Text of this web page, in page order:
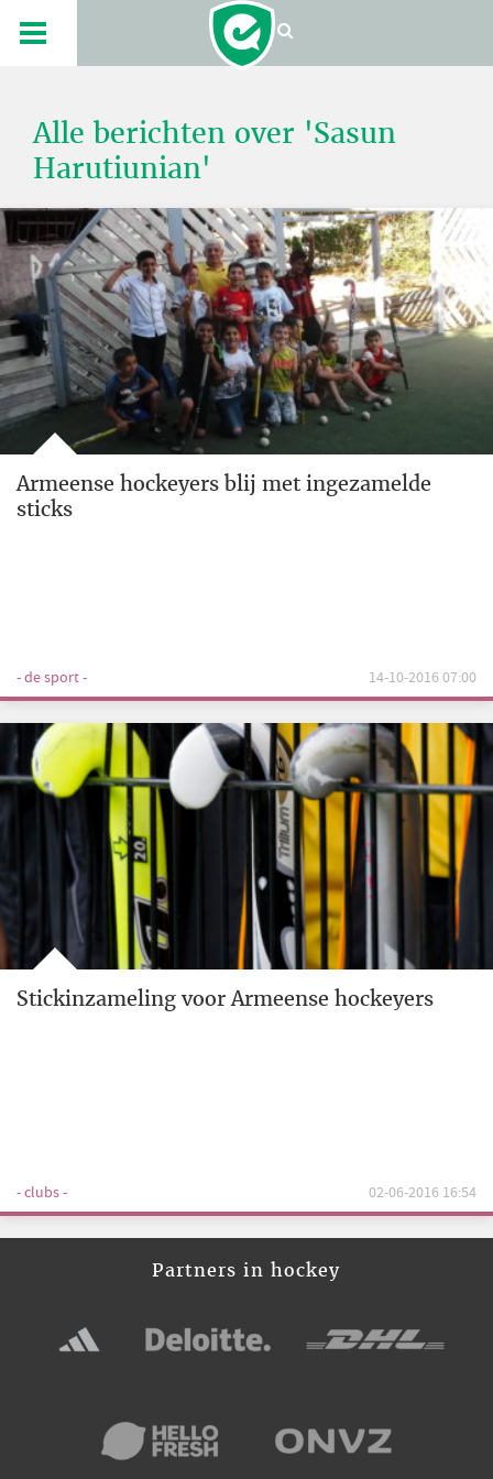
Alle berichten over 'Sasun
Harutiunian'
Armeense hockeyers blij met ingezamelde
sticks
- de sport - 14-10-2016 07:00
Stickinzameling voor Armeense hockeyers
- clubs - 02-06-2016 16:54
Partners in hockey